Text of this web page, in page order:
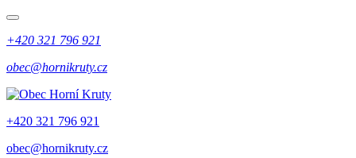
+420 321 796 921
obec@hornikruty.cz
+420 321 796 921
obec@hornikruty.cz